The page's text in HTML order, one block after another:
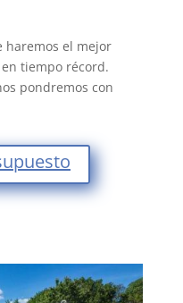
haremos el mejor
tiempo récord.
pondremos con